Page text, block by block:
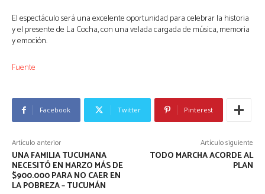
El espectáculo será una excelente oportunidad para celebrar la historia
y el presente de La Cocha, con una velada cargada de música, memoria
y emoción.
Fuente
Facebook Twitter Pinterest
Artículo anterior
UNA FAMILIA TUCUMANA
NECESITÓ EN MARZO MÁS DE
$900.000 PARA NO CAER EN
LA POBREZA – TUCUMÁN
Artículo siguiente
TODO MARCHA ACORDE AL
PLAN